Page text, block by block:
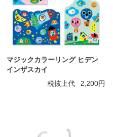
マジックカラーリング ヒデン
インザスカイ
税抜上代
2,200円